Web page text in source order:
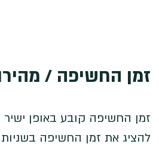
זמן החשיפה /
להציג את זמן החשיפה